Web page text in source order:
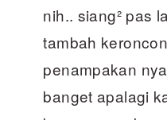
nih.. siang² pas
tambah
penampakan
banget apalagi